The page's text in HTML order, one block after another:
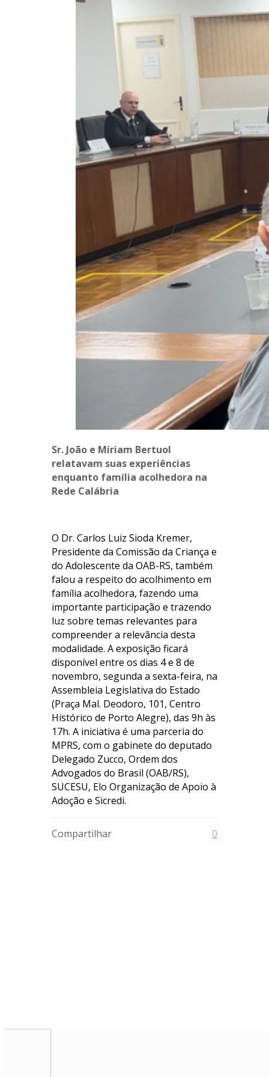
Sr. João e Míriam Bertuol
relatavam suas experiências
enquanto família acolhedora na
Rede Calábria
O Dr. Carlos Luiz Sioda Kremer,
Presidente da Comissão da Criança e
do Adolescente da OAB-RS, também
falou a respeito do acolhimento em
família acolhedora, fazendo uma
importante participação e trazendo
luz sobre temas relevantes para
compreender a relevância desta
modalidade. A exposição ficará
disponível entre os dias 4 e 8 de
novembro, segunda a sexta-feira, na
Assembleia Legislativa do Estado
(Praça Mal. Deodoro, 101, Centro
Histórico de Porto Alegre), das 9h às
17h. A iniciativa é uma parceria do
MPRS, com o gabinete do deputado
Delegado Zucco, Ordem dos
Advogados do Brasil (OAB/RS),
SUCESU, Elo Organização de Apoio à
Adoção e Sicredi.
Compartilhar 0